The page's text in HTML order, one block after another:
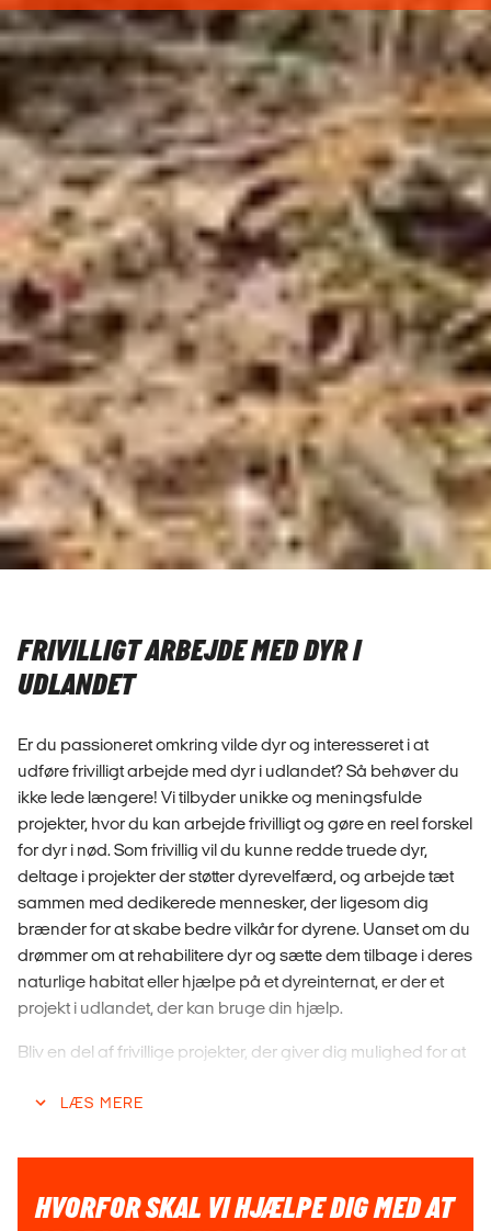
FRIVILLIGT ARBEJDE MED DYR I
UDLANDET
Er du passioneret omkring vilde dyr og interesseret i at
udføre frivilligt arbejde med dyr i udlandet? Så behøver du
ikke lede længere! Vi tilbyder unikke og meningsfulde
projekter, hvor du kan arbejde frivilligt og gøre en reel forskel
for dyr i nød. Som frivillig vil du kunne redde truede dyr,
deltage i projekter der støtter dyrevelfærd, og arbejde tæt
sammen med dedikerede mennesker, der ligesom dig
brænder for at skabe bedre vilkår for dyrene. Uanset om du
drømmer om at rehabilitere dyr og sætte dem tilbage i deres
naturlige habitat eller hjælpe på et dyreinternat, er der et
projekt i udlandet, der kan bruge din hjælp.
Bliv en del af frivillige projekter, der giver dig mulighed for at
venskaber. Dine daglige opgaver kan variere alt efter
uforglemmelige oplevelser i naturen og en chance for at få
med os på et uforglemmeligt eventyr og vær med til at gøre
LÆS MERE
HVORFOR SKAL VI HJÆLPE DIG MED AT